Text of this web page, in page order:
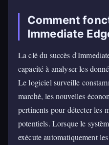
Comment
Immediate
La clé du succès
capacité à analyser les
Le logiciel surveille
marché, les nouvelles
pertinents pour détecter les
potentiels. Lorsque le
exécute automatiquement